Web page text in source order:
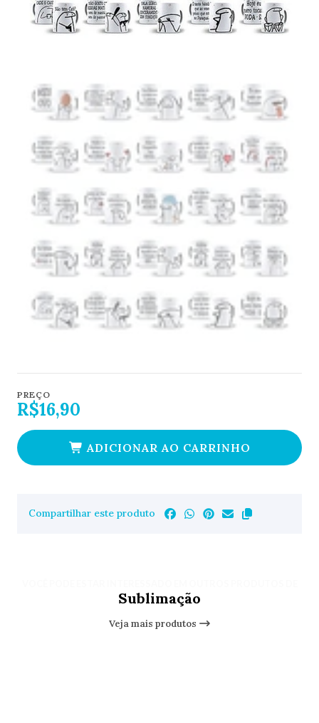
PREÇO
R$16,90
ADICIONAR AO CARRINHO
Compartilhar este produto
Sublimação
Veja mais produtos